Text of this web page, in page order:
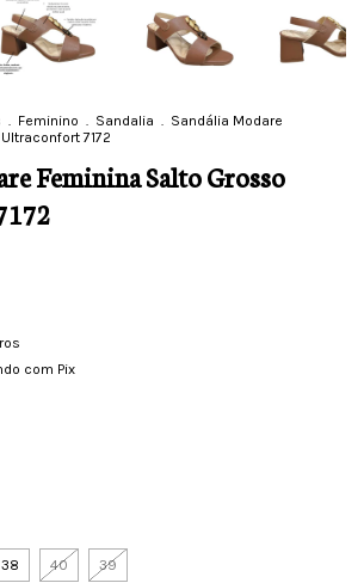
. Feminino . Sandalia . Sandália Modare
7172
Feminina Salto Grosso
com Pix
38 40 39